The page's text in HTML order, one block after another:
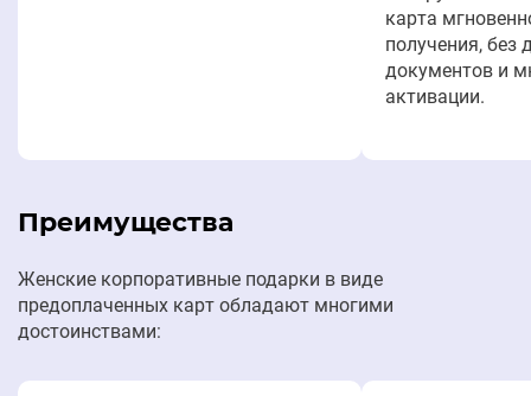
карта
получения, без
документов и
активации.
Преимущества
Женские корпоративные подарки в виде
предоплаченных карт обладают многими
достоинствами: